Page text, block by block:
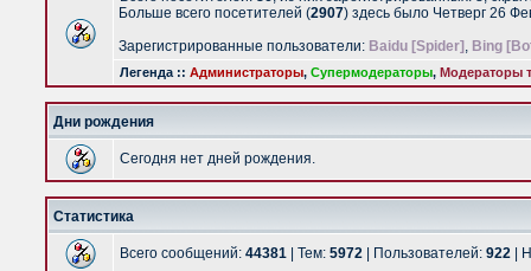
Больше всего посетителей (2907) здесь было Четверг 26
Зарегистрированные пользователи: Baidu [Spider] , Bing
Легенда :: Администраторы, Супермодераторы, Модераторы
Дни рождения
Сегодня нет дней рождения.
Статистика
Всего сообщений: 44381 | Тем: 5972 | Пользователей: 922 |